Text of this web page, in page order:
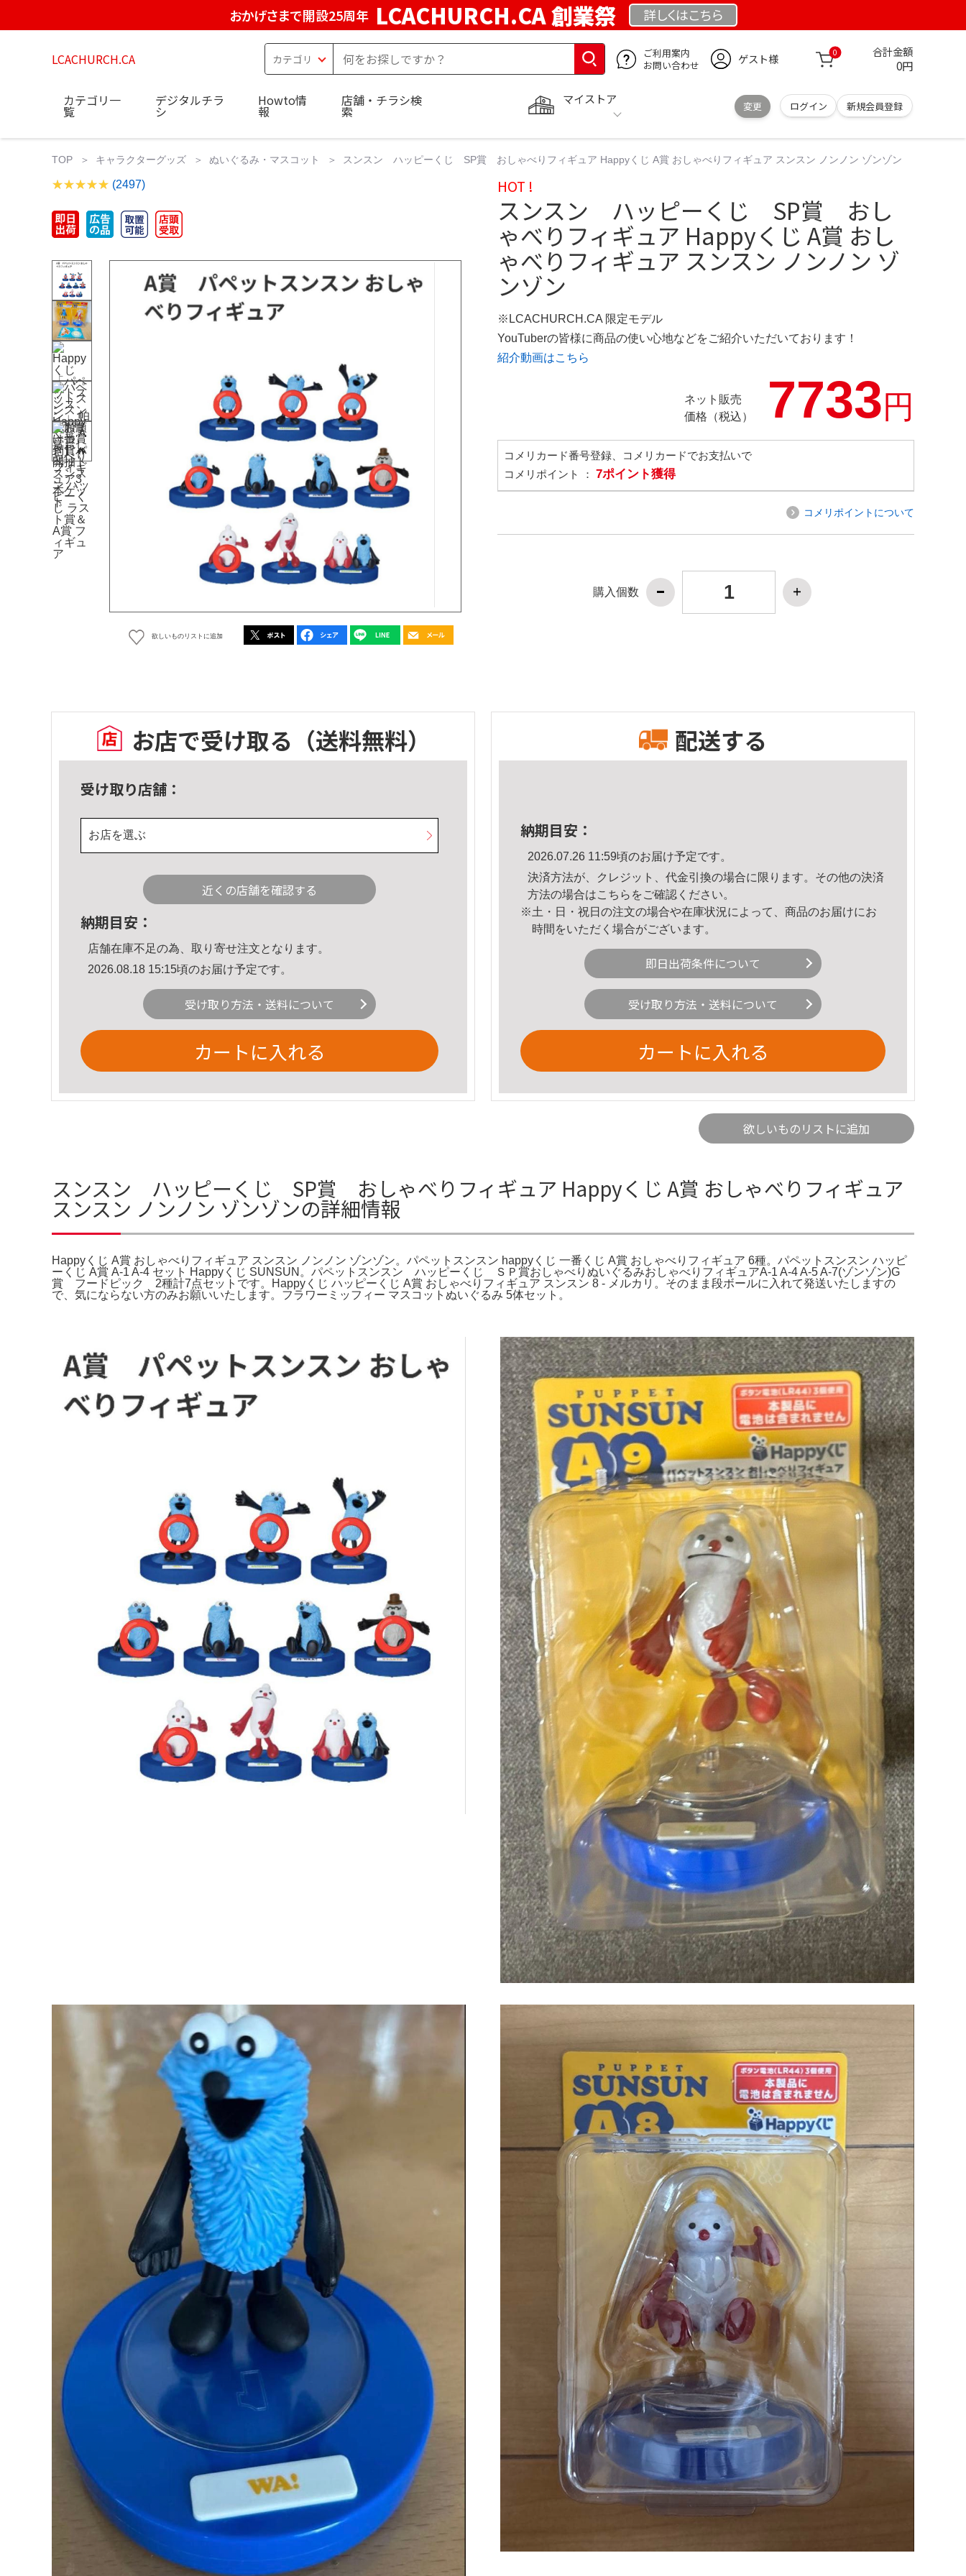
おかげさまで開設25周年 LCACHURCH.CA 創業祭 詳しくはこちら
LCACHURCH.CA
ご利用案内
お問い合わせ
ゲスト様 0 合計金額
0円
マイストア
変更 ログイン 新規会員登録
カテゴリ一
覧
デジタルチラ
シ
Howto情
報
店舗・チラシ検
索
TOP キャラクターグッズ ぬいぐるみ・マスコット スンスン ハッピーくじ SP賞 おしゃべりフィギュア Happyくじ A賞 おしゃべりフィギュア スンスン ノンノン ゾンゾン
(2497)
欲しいものリストに追加
HOT !
スンスン ハッピーくじ SP賞 おし
ゃべりフィギュア Happyくじ A賞 おし
ゃべりフィギュア スンスン ノンノン ゾ
ンゾン
※LCACHURCH.CA 限定モデル
YouTuberの皆様に商品の使い心地などをご紹介いただいております！
紹介動画はこちら
ネット販売
価格（税込）
7733円
コメリカード番号登録、コメリカードでお支払いで
コメリポイント ： 7ポイント獲得
コメリポイントについて
購入個数
お店で受け取る （送料無料）
受け取り店舗：
お店を選ぶ
近くの店舗を確認する
納期目安：
店舗在庫不足の為、取り寄せ注文となります。
2026.08.18 15:15頃のお届け予定です。
受け取り方法・送料について
カートに入れる
配送する
納期目安：
2026.07.26 11:59頃のお届け予定です。
決済方法が、クレジット、代金引換の場合に限ります。その他の決済
方法の場合はこちら をご確認ください。
※土・日・祝日の注文の場合や在庫状況によって、商品のお届けにお
時間をいただく場合がございます。
即日出荷条件について
受け取り方法・送料について
カートに入れる
欲しいものリストに追加
スンスン ハッピーくじ SP賞 おしゃべりフィギュア Happyくじ A賞 おしゃべりフィギュア
スンスン ノンノン ゾンゾンの詳細情報
Happyくじ A賞 おしゃべりフィギュア スンスン ノンノン ゾンゾン。パペットスンスン happyくじ 一番くじ A賞 おしゃべりフィギュア 6種。パペットスンスン ハッピ
ーくじ A賞 A-1 A-4 セット Happyくじ SUNSUN。パペットスンスン ハッピーくじ ＳＰ賞おしゃべりぬいぐるみおしゃべりフィギュアA-1 A-4 A-5 A-7(ゾンゾン)G
賞 フードピック 2種計7点セットです。Happyくじ ハッピーくじ A賞 おしゃべりフィギュア スンスン 8 - メルカリ。そのまま段ボールに入れて発送いたしますの
で、気にならない方のみお願いいたします。フラワーミッフィー マスコットぬいぐるみ 5体セット。